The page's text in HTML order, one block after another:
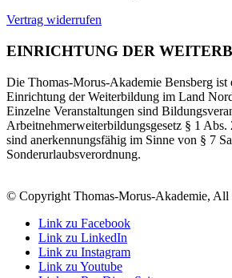
Vertrag widerrufen
EINRICHTUNG DER
Die Thomas-Morus-Akademie Bensberg ist
Einrichtung der Weiterbildung im Land
Einzelne Veranstaltungen sind
Arbeitnehmerweiterbildungsgesetz § 1 Abs.
sind anerkennungsfähig im Sinne von § 7
Sonderurlaubsverordnung.
© Copyright Thomas-Morus-Akademie, All
Link zu Facebook
Link zu LinkedIn
Link zu Instagram
Link zu Youtube